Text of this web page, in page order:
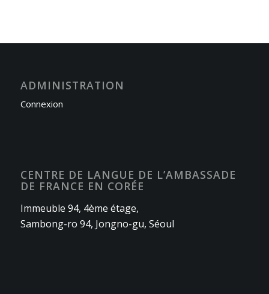
ADMINISTRATION
Connexion
CENTRE DE LANGUE DE L’AMBASSADE
DE FRANCE EN CORÉE
Immeuble 94, 4ème étage,
Sambong-ro 94, Jongno-gu, Séoul